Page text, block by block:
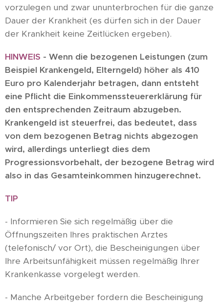
vorzulegen und zwar ununterbrochen für die ganze
Dauer der Krankheit (es dürfen sich in der Dauer
der Krankheit keine Zeitlücken ergeben).
HINWEIS - Wenn die bezogenen Leistungen (zum
Beispiel Krankengeld, Elterngeld) höher als 410
Euro pro Kalenderjahr betragen, dann entsteht
eine Pflicht die Einkommenssteuererklärung für
den entsprechenden Zeitraum abzugeben.
Krankengeld ist steuerfrei, das bedeutet, dass
von dem bezogenen Betrag nichts abgezogen
wird, allerdings unterliegt dies dem
Progressionsvorbehalt, der bezogene Betrag wird
also in das Gesamteinkommen hinzugerechnet.
TIP
- Informieren Sie sich regelmäßig über die
Öffnungszeiten Ihres praktischen Arztes
(telefonisch/ vor Ort), die Bescheinigungen über
Ihre Arbeitsunfähigkeit müssen regelmäßig Ihrer
Krankenkasse vorgelegt werden.
- Manche Arbeitgeber fordern die Bescheinigung